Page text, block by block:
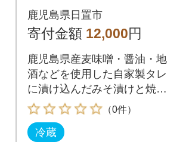
(合計420g)(日置市)
鹿児島県日置市
寄付金額 12,000円
鹿児島県産麦味噌・醤油・地
酒などを使用した自家製タレ
に漬け込んだみそ漬けと焼き
豚
（0件）
冷蔵